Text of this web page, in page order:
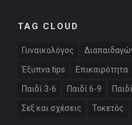
TAG CLOUD
Γυναικολόγος
Έξυπνα tips Επικαιρότητα
Παιδί 3-6 Παιδί 6-9
Σεξ και σχέσεις Τοκετός